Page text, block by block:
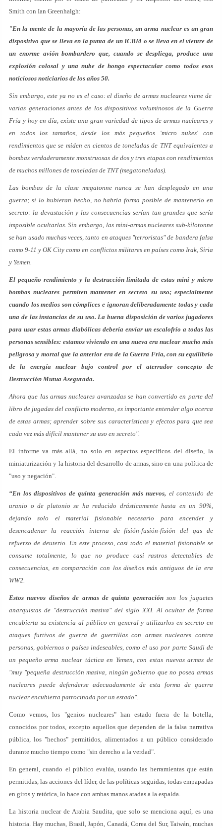
Smith con Ian Greenhalgh:
"En la mente de la mayoría de las personas, un arma nuclear es un gran
dispositivo que se lleva en la punta de un ICBM o se lleva en el vientre de
un enorme avión bombardero que, cuando se despliega, produce una
explosión colosal y una nube de hongo espectacular como todos esos
noticiosos noticiarios de los años 50.
Sin embargo, este ya no es el caso: el diseño de armas nucleares viene de
varias generaciones antes de los dispositivos voluminosos de la Guerra
Fría y hoy en día, existe una gran variedad de tipos de armas nucleares y
en todos los tamaños, desde los más pequeños 'micro nukes' con
rendimientos que se miden en cientos de toneladas de TNT equivalentes a
bombas verdaderamente monstruosas de dos y tres etapas con rendimientos
de muchos millones de toneladas de TNT (megatoneladas).
Las bombas de la clase megatonne nunca se han desplegado en una
guerra; si lo hubieran hecho, no habría forma posible de mantenerlo en
secreto: la devastación y las consecuencias serían tan grandes que sería
imposible ocultarlas. Sin embargo, las mini-armas nucleares sub-kilotonne
se han usado muchas veces, tanto en ataques "terroristas" de bandera falsa
como 9-11 y OK City como en conflictos militares en países como Irak, Siria
y Yemen.
El pequeño rendimiento y la destrucción limitada de estas mini y micro
bombas nucleares permiten mantener en secreto su uso; especialmente
cuando los medios son cómplices e ignoran deliberadamente todas y cada
una de las instancias de su uso. La buena disposición de varios jugadores
para usar estas armas diabólicas debería enviar un escalofrío a todas las
personas sensibles: estamos viviendo en una nueva era nuclear mucho más
peligrosa y mortal que la anterior era de la Guerra Fría, con su equilibrio
de la energía nuclear bajo control por el aterrador concepto de
Destrucción Mutua Asegurada.
Ahora que las armas nucleares avanzadas se han convertido en parte del
libro de jugadas del conflicto moderno, es importante entender algo acerca
de estas armas; aprender sobre sus características y efectos para que sea
cada vez más difícil mantener su uso en secreto".
El informe va más allá, no solo en aspectos específicos del diseño, la
miniaturización y la historia del desarrollo de armas, sino en una política de
"uso y negación".
“En los dispositivos de quinta generación más nuevos, el contenido de
uranio o de plutonio se ha reducido drásticamente hasta en un 90%,
dejando solo el material fisionable necesario para encender y
desencadenar la reacción interna de fisión-fusión-fisión del gas de
refuerzo de deuterio. En este proceso, casi todo el material fisionable se
consume totalmente, lo que no produce casi rastros detectables de
consecuencias, en comparación con los diseños más antiguos de la era
WW2.
Estos nuevos diseños de armas de quinta generaciónson los juguetes
anarquistas de "destrucción masiva" del siglo XXI. Al ocultar de forma
encubierta su existencia al público en general y utilizarlos en secreto en
ataques furtivos de guerra de guerrillas con armas nucleares contra
personas, gobiernos o países indeseables, como el uso por parte Saudi de
un pequeño arma nuclear táctica en Yemen, con estas nuevas armas de
"muy "pequeña destrucción masiva, ningún gobierno que no posea armas
nucleares puede defenderse adecuadamente de esta forma de guerra
nuclear encubierta patrocinada por un estado".
Como vemos, los "genios nucleares" han estado fuera de la botella,
conocidos por todos, excepto aquellos que dependen de la falsa narrativa
pública, los "hechos" permitidos, alimentados a un público considerado
durante mucho tiempo como "sin derecho a la verdad".
En general, cuando el público evalúa, usando las herramientas que están
permitidas, las acciones del líder, de las políticas seguidas, todas empapadas
en giros y retórica, lo hace con ambas manos atadas a la espalda.
La historia nuclear de Arabia Saudita, que solo se menciona aquí, es una
historia. Hay muchas, Brasil, Japón, Canadá, Corea del Sur, Taiwán, muchas